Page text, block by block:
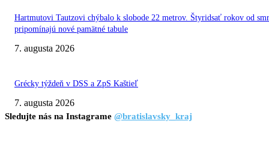
Hartmutovi Tautzovi chýbalo k slobode 22 metrov. Štyridsať rokov od
pripomínajú nové pamätné tabule
7. augusta 2026
Grécky týždeň v DSS a ZpS Kaštieľ
7. augusta 2026
Sledujte nás na Instagrame @bratislavsky_kraj